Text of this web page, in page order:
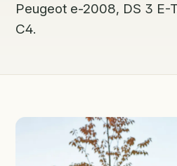
Peugeot e-2008, DS 3 E-
C4.